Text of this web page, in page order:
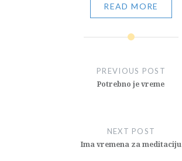
READ MORE
PREVIOUS POST
Potrebno je vreme
NEXT POST
Ima vremena za meditaciju